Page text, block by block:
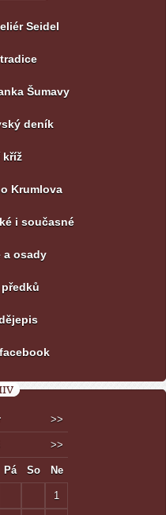
Seidel
Šumavy
deník
kříž
Krumlova
i současné
a osady
>>
>>
Pá So Ne
1